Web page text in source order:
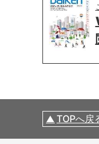
TOPへ戻